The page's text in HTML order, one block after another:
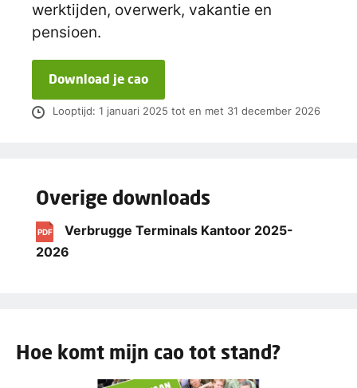
werktijden, overwerk, vakantie en
pensioen.
Download je cao
Looptijd: 1 januari 2025 tot en met 31 december 2026
Overige downloads
PDF
Verbrugge Terminals Kantoor 2025-
2026
Hoe komt mijn cao tot stand?